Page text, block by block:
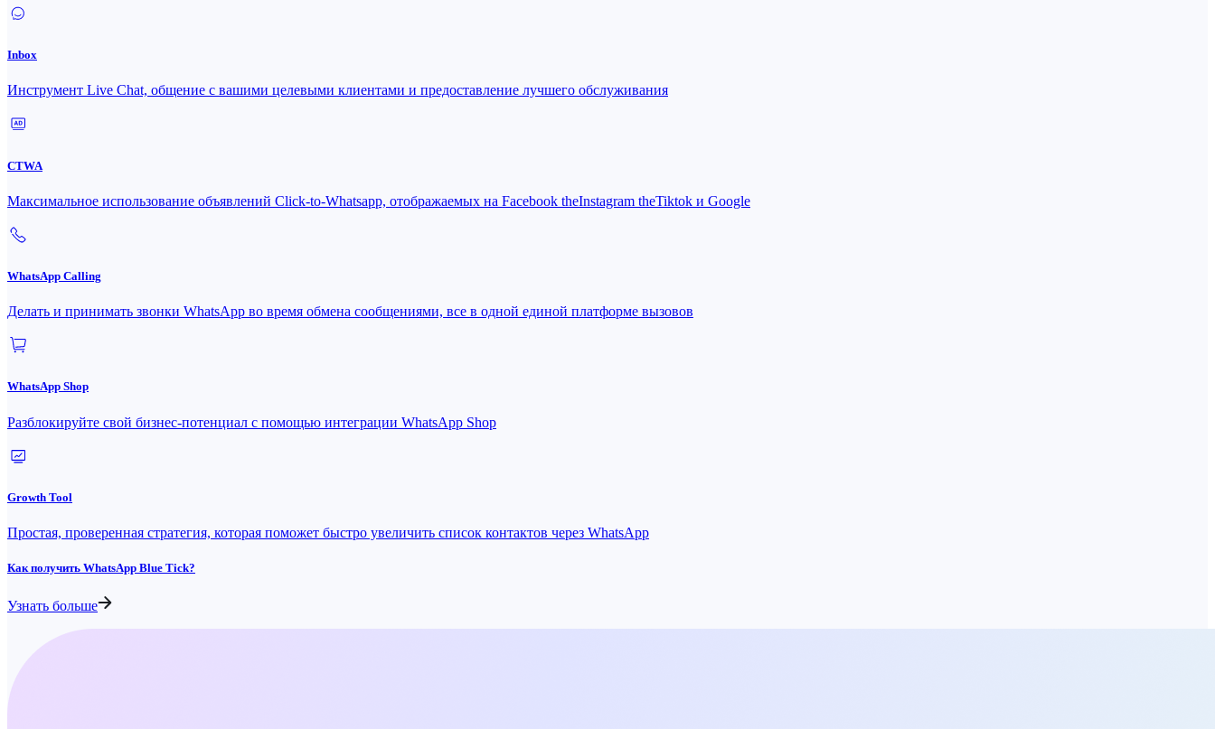
Inbox
Инструмент Live Chat, общение с вашими целевыми клиентами и предоставление лучшего обслуживания
CTWA
Максимальное использование объявлений Click-to-Whatsapp, отображаемых на Facebook theInstagram theTiktok и Google
WhatsApp Calling
Делать и принимать звонки WhatsApp во время обмена сообщениями, все в одной единой платформе вызовов
WhatsApp Shop
Разблокируйте свой бизнес-потенциал с помощью интеграции WhatsApp Shop
Growth Tool
Простая, проверенная стратегия, которая поможет быстро увеличить список контактов через WhatsApp
Как получить WhatsApp Blue Tick?
Узнать больше